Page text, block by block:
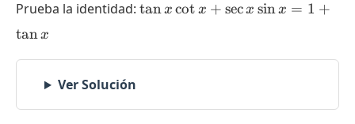
Prueba la identidad: \tan x
x \sin x
x
tanx cot x + secx sinx = 1 +
tanx
Ver Solución